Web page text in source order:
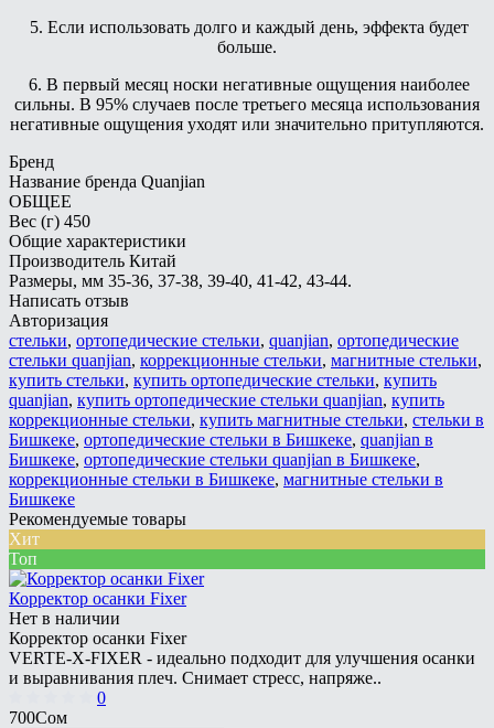
5. Если использовать долго и каждый день, эффекта будет
больше.
6. В первый месяц носки негативные ощущения наиболее
сильны. В 95% случаев после третьего месяца использования
негативные ощущения уходят или значительно притупляются.
Бренд
Название бренда Quanjian
ОБЩЕЕ
Вес (г) 450
Общие характеристики
Производитель Китай
Размеры, мм 35-36, 37-38, 39-40, 41-42, 43-44.
Написать отзыв
Авторизация
стельки, ортопедические стельки, quanjian, ортопедические
стельки quanjian, коррекционные стельки, магнитные стельки,
купить стельки, купить ортопедические стельки, купить
quanjian, купить ортопедические стельки quanjian, купить
коррекционные стельки, купить магнитные стельки, стельки в
Бишкеке, ортопедические стельки в Бишкеке, quanjian в
Бишкеке, ортопедические стельки quanjian в Бишкеке,
коррекционные стельки в Бишкеке, магнитные стельки в
Бишкеке
Рекомендуемые товары
Хит
Топ
Корректор осанки Fixer
Нет в наличии
Корректор осанки Fixer
VERTE-X-FIXER - идеально подходит для улучшения осанки
и выравнивания плеч. Снимает стресс, напряже..
0
700Сом